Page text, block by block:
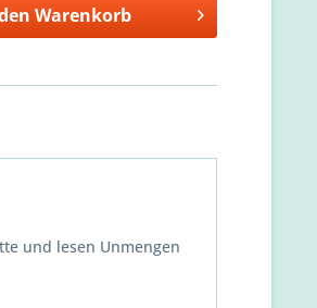
Warenkorb
und lesen Unmengen